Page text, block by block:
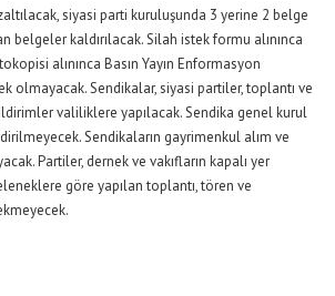
siyasi parti kuruluşunda 3 yerine 2 belge
belgeler kaldırılacak. Silah istek formu alınınca
alınınca Basın Yayın Enformasyon
olmayacak. Sendikalar, siyasi partiler, toplantı ve
valiliklere yapılacak. Sendika genel kurul
Sendikaların gayrimenkul alım ve
Partiler, dernek ve vakıfların kapalı yer
göre yapılan toplantı, tören ve